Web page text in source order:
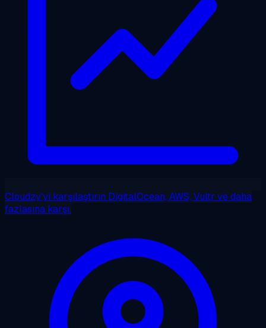
Cloudzy'yi karşılaştırın DigitalOcean, AWS, Vultr ve daha
fazlasına karşı.